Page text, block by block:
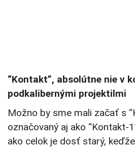
“Kontakt”, absolútne nie v
podkalibernými projektilmi
Možno by sme mali začať s
označovaný aj ako “Kontakt-
ako celok je dosť starý,